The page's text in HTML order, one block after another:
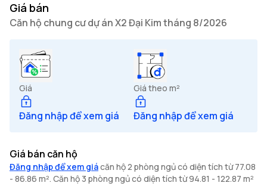
Giá bán
Căn hộ chung cư dự án X2 Đại Kim tháng 8/2026
Giá
Đăng nhập để xem giá
Giá theo m²
Đăng nhập để xem giá
Giá bán căn hộ
Đăng nhập để xem giácăn hộ 2 phòng ngủ có diện tích từ 77.08
- 86.86 m². Căn hộ 3 phòng ngủ có diện tích từ 94.81 - 122.87 m²